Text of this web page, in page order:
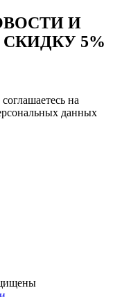
И
СКИДКУ 5%
на
данных